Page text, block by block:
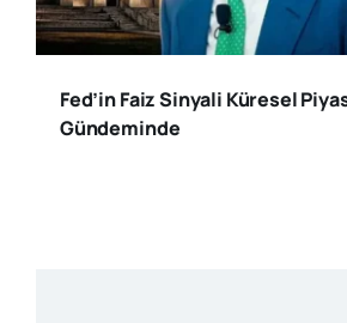
Fed’in Faiz Sinyali Küresel
Gündeminde